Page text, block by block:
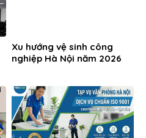
Xu hướng vệ sinh công
nghiệp Hà Nội năm 2026